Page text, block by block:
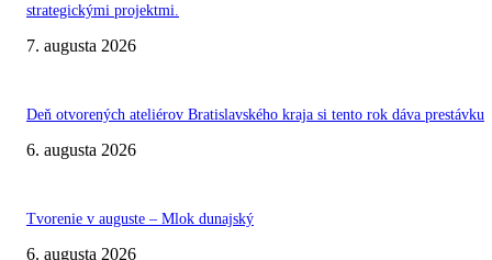
strategickými projektmi.
7. augusta 2026
Deň otvorených ateliérov Bratislavského kraja si tento rok dáva prestávku
6. augusta 2026
Tvorenie v auguste – Mlok dunajský
6. augusta 2026